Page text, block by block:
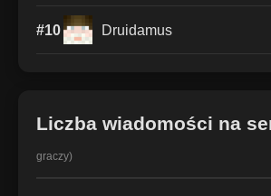
#10 Druidamus
Liczba wiadomości na
graczy)